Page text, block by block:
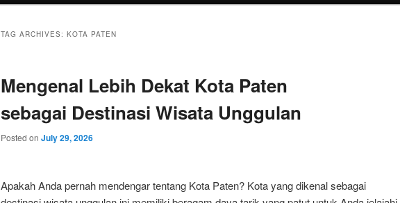
TAG ARCHIVES: KOTA PATEN
Mengenal Lebih Dekat Kota Paten
sebagai Destinasi Wisata Unggulan
Posted on July 29, 2026
Apakah Anda pernah mendengar tentang Kota Paten? Kota yang dikenal sebagai